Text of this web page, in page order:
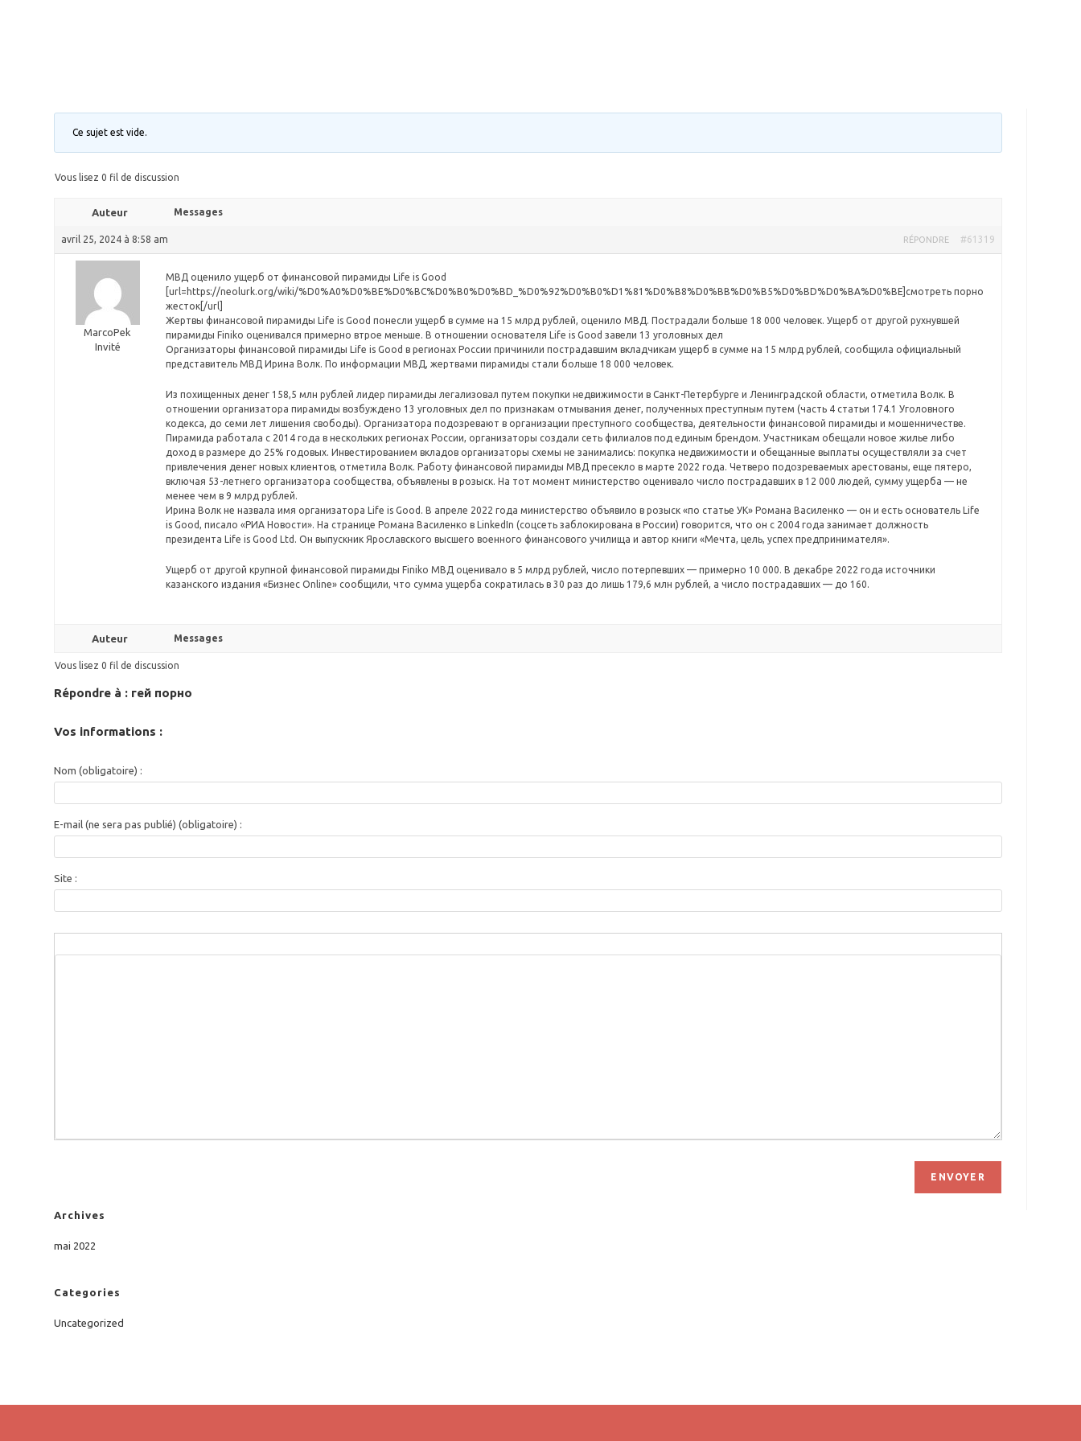
Ce sujet est vide.
Vous lisez 0 fil de discussion
Auteur Messages
avril 25, 2024 à 8:58 am #61319
RÉPONDRE
MarcoPek
Invité
МВД оценило ущерб от финансовой пирамиды Life is Good
[url=https://neolurk.org/wiki/%D0%A0%D0%BE%D0%BC%D0%B0%D0%BD_%D0%92%D0%B0%D1%81%D0%B8%D0%BB%D0%B5%D0%BD%D0%BA%D0%BE]смотреть порно
жесток[/url]
Жертвы финансовой пирамиды Life is Good понесли ущерб в сумме на 15 млрд рублей, оценило МВД. Пострадали больше 18 000 человек. Ущерб от другой рухнувшей
пирамиды Finiko оценивался примерно втрое меньше. В отношении основателя Life is Good завели 13 уголовных дел
Организаторы финансовой пирамиды Life is Good в регионах России причинили пострадавшим вкладчикам ущерб в сумме на 15 млрд рублей, сообщила официальный
представитель МВД Ирина Волк. По информации МВД, жертвами пирамиды стали больше 18 000 человек.
Из похищенных денег 158,5 млн рублей лидер пирамиды легализовал путем покупки недвижимости в Санкт-Петербурге и Ленинградской области, отметила Волк. В
отношении организатора пирамиды возбуждено 13 уголовных дел по признакам отмывания денег, полученных преступным путем (часть 4 статьи 174.1 Уголовного
кодекса, до семи лет лишения свободы). Организатора подозревают в организации преступного сообщества, деятельности финансовой пирамиды и мошенничестве.
Пирамида работала с 2014 года в нескольких регионах России, организаторы создали сеть филиалов под единым брендом. Участникам обещали новое жилье либо
доход в размере до 25% годовых. Инвестированием вкладов организаторы схемы не занимались: покупка недвижимости и обещанные выплаты осуществляли за счет
привлечения денег новых клиентов, отметила Волк. Работу финансовой пирамиды МВД пресекло в марте 2022 года. Четверо подозреваемых арестованы, еще пятеро,
включая 53-летнего организатора сообщества, объявлены в розыск. На тот момент министерство оценивало число пострадавших в 12 000 людей, сумму ущерба — не
менее чем в 9 млрд рублей.
Ирина Волк не назвала имя организатора Life is Good. В апреле 2022 года министерство объявило в розыск «по статье УК» Романа Василенко — он и есть основатель Life
is Good, писало «РИА Новости». На странице Романа Василенко в LinkedIn (соцсеть заблокирована в России) говорится, что он с 2004 года занимает должность
президента Life is Good Ltd. Он выпускник Ярославского высшего военного финансового училища и автор книги «Мечта, цель, успех предпринимателя».
Ущерб от другой крупной финансовой пирамиды Finiko МВД оценивало в 5 млрд рублей, число потерпевших — примерно 10 000. В декабре 2022 года источники
казанского издания «Бизнес Online» сообщили, что сумма ущерба сократилась в 30 раз до лишь 179,6 млн рублей, а число пострадавших — до 160.
Auteur Messages
Vous lisez 0 fil de discussion
Répondre à : гей порно
Vos informations :
Nom (obligatoire) :
E-mail (ne sera pas publié) (obligatoire) :
Site :
ENVOYER
Archives
mai 2022
Categories
Uncategorized